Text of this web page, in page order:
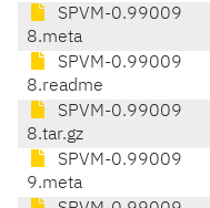
SPVM-0.99009
8.meta
SPVM-0.99009
8.readme
SPVM-0.99009
8.tar.gz
SPVM-0.99009
9.meta